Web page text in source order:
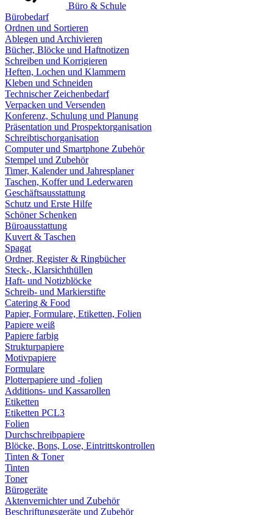
Büro & Schule
Bürobedarf
Ordnen und Sortieren
Ablegen und Archivieren
Bücher, Blöcke und Haftnotizen
Schreiben und Korrigieren
Heften, Lochen und Klammern
Kleben und Schneiden
Technischer Zeichenbedarf
Verpacken und Versenden
Konferenz, Schulung und Planung
Präsentation und Prospektorganisation
Schreibtischorganisation
Computer und Smartphone Zubehör
Stempel und Zubehör
Timer, Kalender und Jahresplaner
Taschen, Koffer und Lederwaren
Geschäftsausstattung
Schutz und Erste Hilfe
Schöner Schenken
Büroausstattung
Kuvert & Taschen
Spagat
Ordner, Register & Ringbücher
Steck-, Klarsichthüllen
Haft- und Notizblöcke
Schreib- und Markierstifte
Catering & Food
Papier, Formulare, Etiketten, Folien
Papiere weiß
Papiere farbig
Strukturpapiere
Motivpapiere
Formulare
Plotterpapiere und -folien
Additions- und Kassarollen
Etiketten
Etiketten PCL3
Folien
Durchschreibpapiere
Blöcke, Bons, Lose, Eintrittskontrollen
Tinten & Toner
Tinten
Toner
Bürogeräte
Aktenvernichter und Zubehör
Beschriftungsgeräte und Zubehör